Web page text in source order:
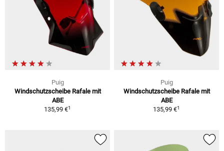
Puig
Windschutzscheibe Rafale mit
ABE
135,99 €1
Puig
Windschutzscheibe Rafale mit
ABE
135,99 €1